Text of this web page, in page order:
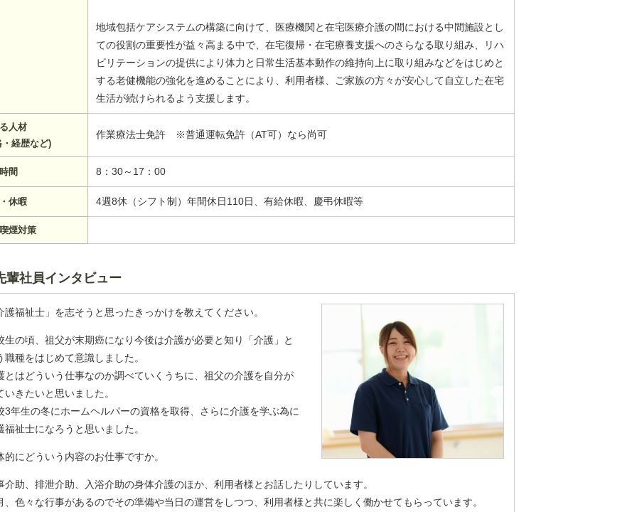
地域包括ケアシステムの構築に向けて、医療機関と在宅医療介護の間における中間施設とし
ての役割の重要性が益々高まる中で、在宅復帰・在宅療養支援へのさらなる取り組み、リハ
ビリテーションの提供により体力と日常生活基本動作の維持向上に取り組みなどをはじめと
する老健機能の強化を進めることにより、利用者様、ご家族の方々が安心して自立した在宅
生活が続けられるよう支援します。
人材
・経歴など)
作業療法士免許 ※普通運転免許（AT可）なら尚可
間 8：30～17：00
休暇 4週8休（シフト制）年間休日110日、有給休暇、慶弔休暇等
煙対策
輩社員インタビュー
護福祉士」を志そうと思ったきっかけを教えてください。
生の頃、祖父が末期癌になり今後は介護が必要と知り「介護」と
職種をはじめて意識しました。
とはどういう仕事なのか調べていくうちに、祖父の介護を自分が
いきたいと思いました。
3年生の冬にホームヘルパーの資格を取得、さらに介護を学ぶ為に
福祉士になろうと思いました。
的にどういう内容のお仕事ですか。
介助、排泄介助、入浴介助の身体介護のほか、利用者様とお話したりしています。
、色々な行事があるのでその準備や当日の運営をしつつ、利用者様と共に楽しく働かせてもらっています。